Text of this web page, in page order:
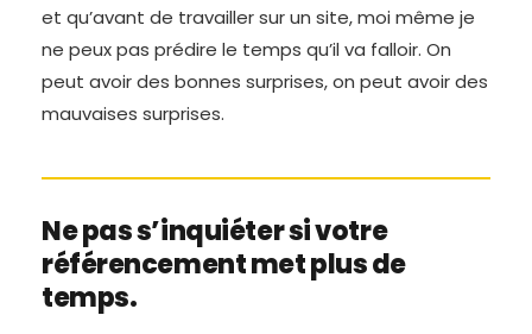
et qu’avant de travailler sur un site, moi même je
ne peux pas prédire le temps qu’il va falloir. On
peut avoir des bonnes surprises, on peut avoir des
mauvaises surprises.
Ne pas s’inquiéter si votre
référencement met plus de
temps.